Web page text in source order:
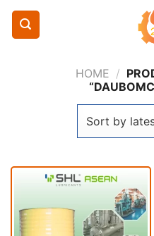
Chuyển
nội
HOME /